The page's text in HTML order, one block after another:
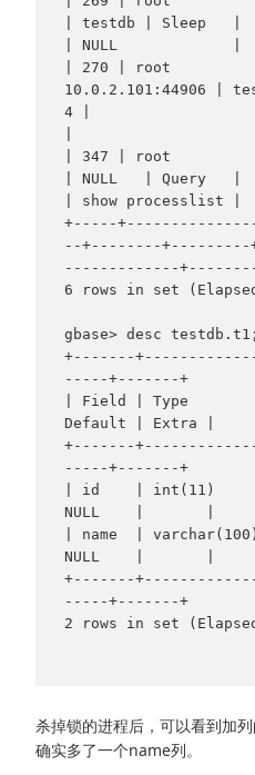
| testdb | Sleep   |
| NULL             |
| 270 | root
10.0.2.101:44906 |
4 |
| 347 | root
| NULL   | Query   |
| show processlist |
+-----
--+--------
-------------
6 rows in set
gbase> desc testdb.t1;
+-------
-----+-------+
| Field | Type
Default | Extra |
+-------
-----+-------+
| id    | int(11)
NULL    |       |
| name  |
NULL    |       |
+-------
-----+-------+
2 rows in set
杀掉锁的进程后，可以看到加
确实多了一个name列。